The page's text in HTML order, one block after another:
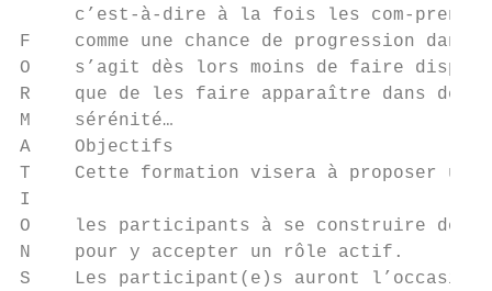
c’est-à-dire à la fois les com-
F    comme une chance de progression
O    s’agit dès lors moins de faire
R    que de les faire apparaître dans des
M    sérénité…
A    Objectifs
T    Cette formation visera à proposer un
I
O    les participants à se construire des
N    pour y accepter un rôle actif.
S    Les participant(e)s auront l’occasion